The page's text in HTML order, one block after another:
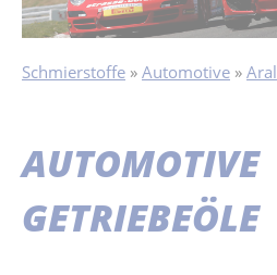
Schmierstoffe Automotive Aral
AUTOMOTIVE
GETRIEBEÖLE